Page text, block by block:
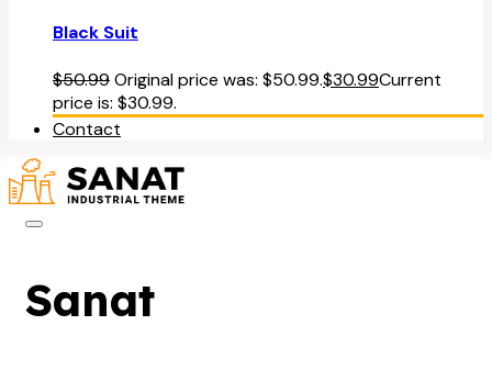
Black Suit
$50.99Original price was: $50.99.$30.99Current
price is: $30.99.
Contact
Sanat